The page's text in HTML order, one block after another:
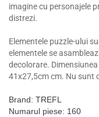
imagine cu personajele
distrezi.
Elementele puzzle-ului
elementele se
decolorare.
41x27,5cm cm. Nu sunt
Brand: TREFL
Numarul piese: 160